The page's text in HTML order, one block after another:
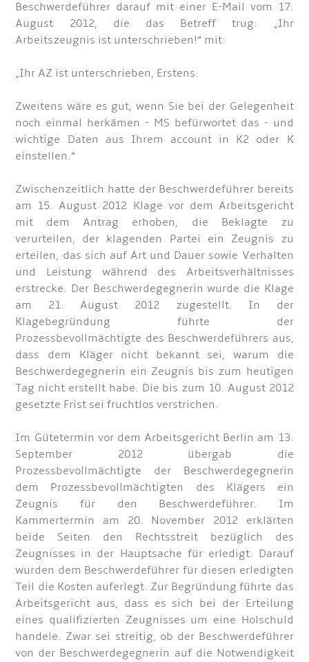
Beschwerdeführer darauf mit einer E-Mail vom 17.
August 2012, die das Betreff trug: „Ihr
Arbeitszeugnis ist unterschrieben!“ mit:
„Ihr AZ ist unterschrieben, Erstens.
Zweitens wäre es gut, wenn Sie bei der Gelegenheit
noch einmal herkämen - MS befürwortet das - und
wichtige Daten aus Ihrem account in K2 oder K
einstellen.“
Zwischenzeitlich hatte der Beschwerdeführer bereits
am 15. August 2012 Klage vor dem Arbeitsgericht
mit dem Antrag erhoben, die Beklagte zu
verurteilen, der klagenden Partei ein Zeugnis zu
erteilen, das sich auf Art und Dauer sowie Verhalten
und Leistung während des Arbeitsverhältnisses
erstrecke. Der Beschwerdegegnerin wurde die Klage
am 21. August 2012 zugestellt. In der
Klagebegründung führte der
Prozessbevollmächtigte des Beschwerdeführers aus,
dass dem Kläger nicht bekannt sei, warum die
Beschwerdegegnerin ein Zeugnis bis zum heutigen
Tag nicht erstellt habe. Die bis zum 10. August 2012
gesetzte Frist sei fruchtlos verstrichen.
Im Gütetermin vor dem Arbeitsgericht Berlin am 13.
September 2012 übergab die
Prozessbevollmächtigte der Beschwerdegegnerin
dem Prozessbevollmächtigten des Klägers ein
Zeugnis für den Beschwerdeführer. Im
Kammertermin am 20. November 2012 erklärten
beide Seiten den Rechtsstreit bezüglich des
Zeugnisses in der Hauptsache für erledigt. Darauf
wurden dem Beschwerdeführer für diesen erledigten
Teil die Kosten auferlegt. Zur Begründung führte das
Arbeitsgericht aus, dass es sich bei der Erteilung
eines qualifizierten Zeugnisses um eine Holschuld
handele. Zwar sei streitig, ob der Beschwerdeführer
von der Beschwerdegegnerin auf die Notwendigkeit